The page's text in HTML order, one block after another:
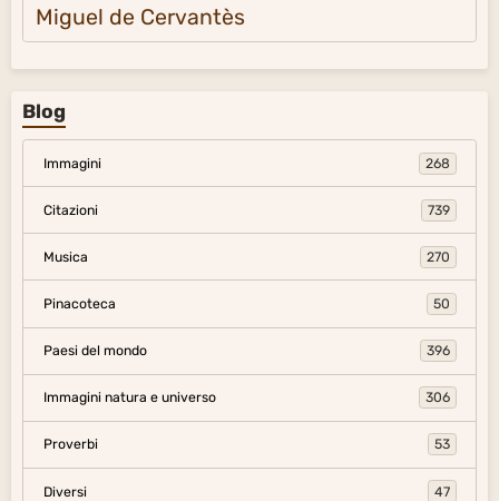
Miguel de Cervantès
Blog
Immagini 268
Citazioni 739
Musica 270
Pinacoteca 50
Paesi del mondo 396
Immagini natura e universo 306
Proverbi 53
Diversi 47